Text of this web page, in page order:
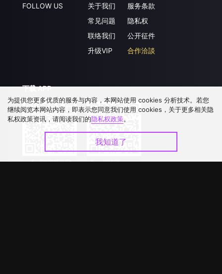
FOLLOW US
关于我们
常见问题
联络我们
升级VIP
服务条款
隐私权
公开征件
合作洽談
下载 APP
为提供您更多优质的服务与内容，本网站使用 cookies 分析技术。若您
继续阅览本网站内容，即表示您同意我们使用 cookies，关于更多相关隐
私权政策资讯，请阅读我们的隐私权政策。
我知道了